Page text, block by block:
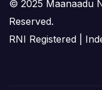
© 2025 Maanaadu
Reserved.
RNI Registered |